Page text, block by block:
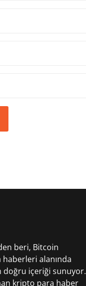
beri, Bitcoin
alanında
doğru içeriği sunuyor.
kripto para haber